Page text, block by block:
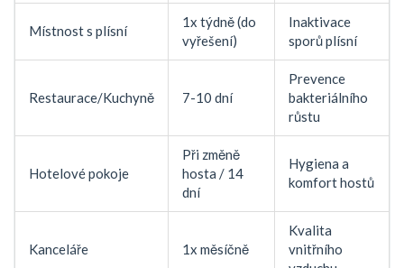
Místnost s plísní
1x týdně (do
vyřešení)
Inaktivace
sporů plísní
Restaurace/Kuchyně 7-10 dní
Prevence
bakteriálního
růstu
Hotelové pokoje
Při změně
hosta / 14
dní
Hygiena a
komfort hostů
Kanceláře 1x měsíčně
Kvalita
vnitřního